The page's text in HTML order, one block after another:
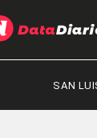
SAN LUIS